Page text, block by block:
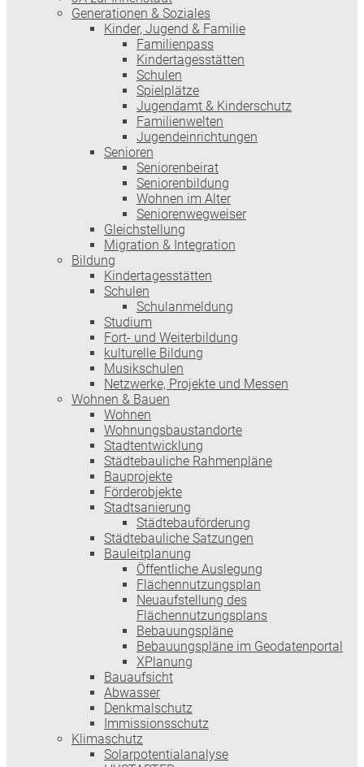
Generationen & Soziales
Kinder, Jugend & Familie
Familienpass
Kindertages­stätten
Schulen
Spielplätze
Jugendamt & Kinderschutz
Familienwelten
Jugendeinrichtungen
Senioren
Seniorenbeirat
Seniorenbildung
Wohnen im Alter
Seniorenwegweiser
Gleichstellung
Migration & Integration
Bildung
Kindertagesstätten
Schulen
Schulanmeldung
Studium
Fort- und Weiterbildung
kulturelle Bildung
Musikschulen
Netzwerke, Projekte und Messen
Wohnen & Bauen
Wohnen
Wohnungsbaustandorte
Stadtentwicklung
Städtebauliche Rahmenpläne
Bauprojekte
Förderobjekte
Stadtsanierung
Städtebauförderung
Städtebauliche Satzungen
Bauleitplanung
Öffentliche Auslegung
Flächennutzungsplan
Neuaufstellung des
Flächennutzungsplans
Bebauungspläne
Bebauungspläne im Geodatenportal
XPlanung
Bauaufsicht
Abwasser
Denkmalschutz
Immissionsschutz
Klimaschutz
Solarpotentialanalyse